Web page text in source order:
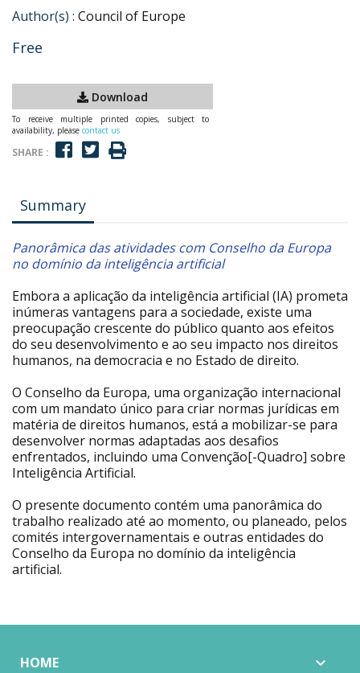
Author(s) : Council of Europe
Free
Download
To receive multiple printed copies, subject to
availability, please contact us
SHARE :
Summary
Panorâmica das atividades com Conselho da Europa
no domínio da inteligência artificial
Embora a aplicação da inteligência artificial (IA) prometa
inúmeras vantagens para a sociedade, existe uma
preocupação crescente do público quanto aos efeitos
do seu desenvolvimento e ao seu impacto nos direitos
humanos, na democracia e no Estado de direito.
O Conselho da Europa, uma organização internacional
com um mandato único para criar normas jurídicas em
matéria de direitos humanos, está a mobilizar-se para
desenvolver normas adaptadas aos desafios
enfrentados, incluindo uma Convenção[-Quadro] sobre
Inteligência Artificial.
O presente documento contém uma panorâmica do
trabalho realizado até ao momento, ou planeado, pelos
comités intergovernamentais e outras entidades do
Conselho da Europa no domínio da inteligência
artificial.
HOME 